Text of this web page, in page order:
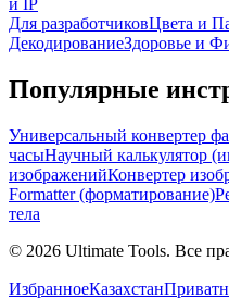
и IP
Для разработчиковЦвета и
ДекодированиеЗдоровье и
Популярные
Универсальный конвертер
часыНаучный калькулятор
изображенийКонвертер
Formatter (форматирование)
тела
© 2026 Ultimate Tools. Все
ИзбранноеКазахстан